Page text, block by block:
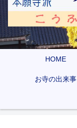
HOME
お寺の出来事